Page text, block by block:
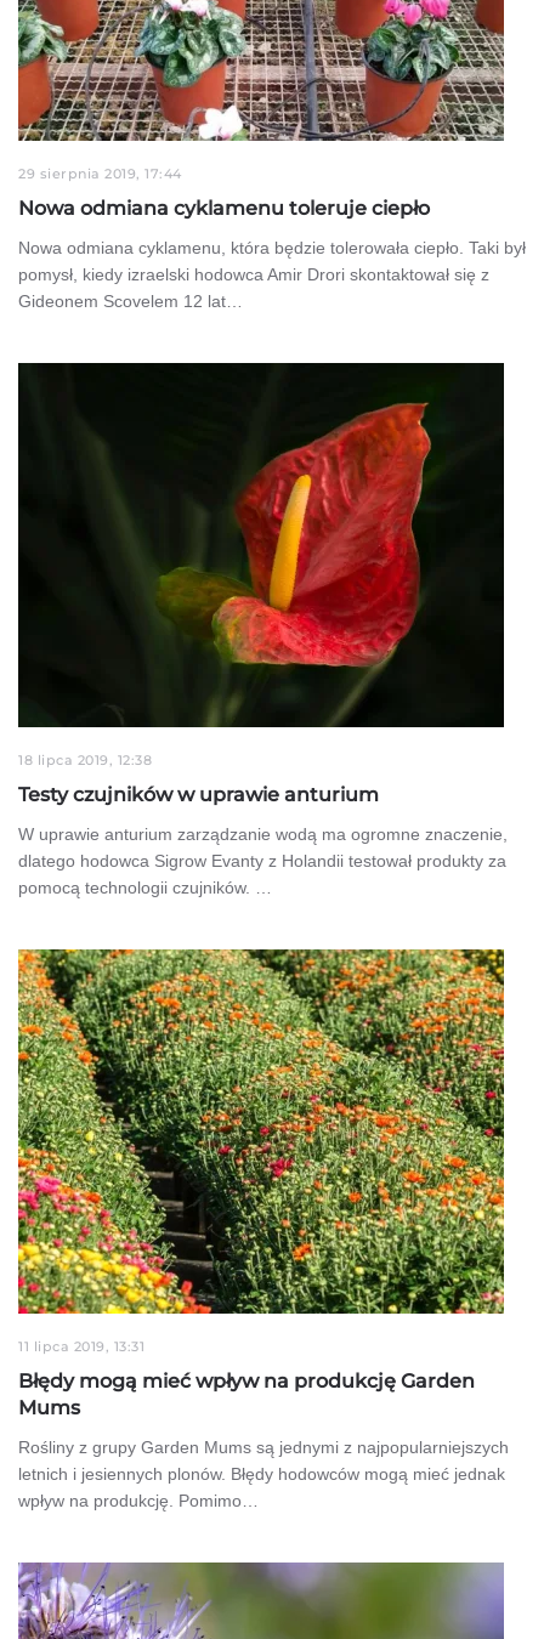
29 sierpnia 2019, 17:44
Nowa odmiana cyklamenu toleruje ciepło
Nowa odmiana cyklamenu, która będzie tolerowała ciepło. Taki był
pomysł, kiedy izraelski hodowca Amir Drori skontaktował się z
Gideonem Scovelem 12 lat…
18 lipca 2019, 12:38
Testy czujników w uprawie anturium
W uprawie anturium zarządzanie wodą ma ogromne znaczenie,
dlatego hodowca Sigrow Evanty z Holandii testował produkty za
pomocą technologii czujników. …
11 lipca 2019, 13:31
Błędy mogą mieć wpływ na produkcję Garden
Mums
Rośliny z grupy Garden Mums są jednymi z najpopularniejszych
letnich i jesiennych plonów. Błędy hodowców mogą mieć jednak
wpływ na produkcję. Pomimo…